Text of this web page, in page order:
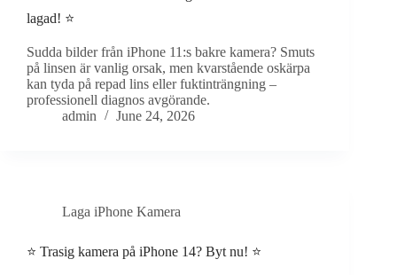
lagad! ⭐
Sudda bilder från iPhone 11:s bakre kamera? Smuts
på linsen är vanlig orsak, men kvarstående oskärpa
kan tyda på repad lins eller fuktinträngning –
professionell diagnos avgörande.
admin
June 24, 2026
Laga iPhone Kamera
⭐ Trasig kamera på iPhone 14? Byt nu! ⭐